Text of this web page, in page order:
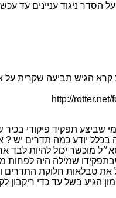
הסדר ניגוד עניינים עד
הגיש תביעה שקרית על
http://
שביצע תפקיד פיקודי בכיר
יודע כמה תדרים יש ?
מוכשר יכול להיות לבד
שמילה היה לפחות
טבלאות חלוקת התדרים
הגיע בשל עד כדי ריקבון